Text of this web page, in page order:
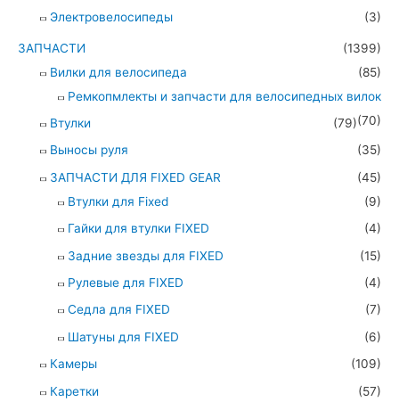
Электровелосипеды
(3)
ЗАПЧАСТИ
(1399)
Вилки для велосипеда
(85)
Ремкопмлекты и запчасти для велосипедных вилок
(70)
Втулки
(79)
Выносы руля
(35)
ЗАПЧАСТИ ДЛЯ FIXED GEAR
(45)
Втулки для Fixed
(9)
Гайки для втулки FIXED
(4)
Задние звезды для FIXED
(15)
Рулевые для FIXED
(4)
Седла для FIXED
(7)
Шатуны для FIXED
(6)
Камеры
(109)
Каретки
(57)